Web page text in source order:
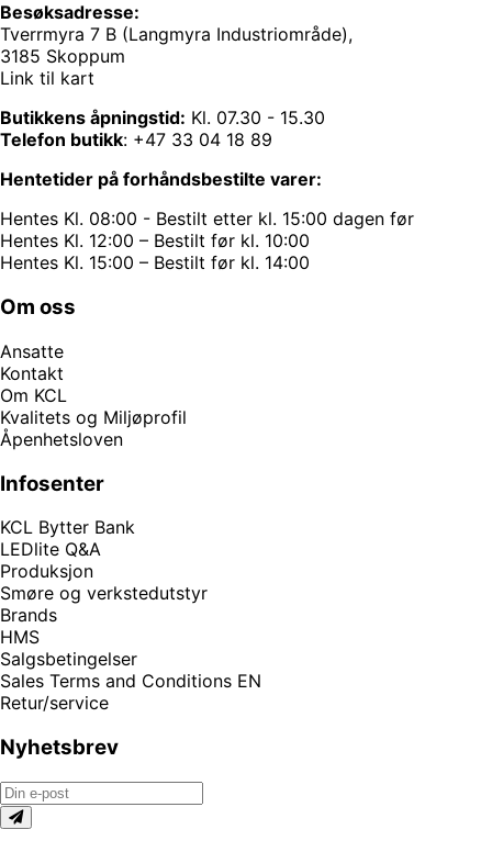
Besøksadresse:
Tverrmyra 7 B (Langmyra Industriområde),
3185 Skoppum
Link til kart
Butikkens åpningstid: Kl. 07.30 - 15.30
Telefon butikk: +47 33 04 18 89
Hentetider på forhåndsbestilte varer:
Hentes Kl. 08:00 - Bestilt etter kl. 15:00 dagen før
Hentes Kl. 12:00 – Bestilt før kl. 10:00
Hentes Kl. 15:00 – Bestilt før kl. 14:00
Om oss
Ansatte
Kontakt
Om KCL
Kvalitets og Miljøprofil
Åpenhetsloven
Infosenter
KCL Bytter Bank
LEDlite Q&A
Produksjon
Smøre og verkstedutstyr
Brands
HMS
Salgsbetingelser
Sales Terms and Conditions EN
Retur/service
Nyhetsbrev